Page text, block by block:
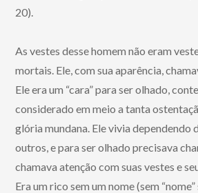
20).
As vestes desse homem não eram
mortais. Ele, com sua aparência,
Ele era um “cara” para ser olhado,
considerado em meio a tanta
glória mundana. Ele vivia dependendo
outros, e para ser olhado precisava
chamava atenção com suas vestes e
Era um rico sem um nome (sem